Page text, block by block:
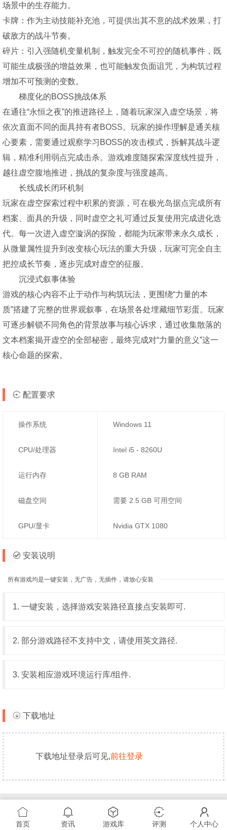
场景中的生存能力。
卡牌：作为主动技能补充池，可提供出其不意的战术效果，打
破敌方的战斗节奏。
碎片：引入强随机变量机制，触发完全不可控的随机事件，既
可能生成极强的增益效果，也可能触发负面诅咒，为构筑过程
增加不可预测的变数。
梯度化的BOSS挑战体系
在通往“永恒之夜”的推进路径上，随着玩家深入虚空场景，将
依次直面不同的面具持有者BOSS。玩家的操作理解是通关核
心要素，需要通过观察学习BOSS的攻击模式，拆解其战斗逻
辑，精准利用弱点完成击杀。游戏难度随探索深度线性提升，
越往虚空腹地推进，挑战的复杂度与强度越高。
长线成长闭环机制
玩家在虚空探索过程中积累的资源，可在极光岛据点完成所有
档案、面具的升级，同时虚空之礼可通过反复使用完成进化迭
代。每一次进入虚空漩涡的探险，都能为玩家带来永久成长，
从微量属性提升到改变核心玩法的重大升级，玩家可完全自主
把控成长节奏，逐步完成对虚空的征服。
沉浸式叙事体验
游戏的核心内容不止于动作与构筑玩法，更围绕“力量的本
质”搭建了完整的世界观叙事，在场景各处埋藏细节彩蛋。玩家
可逐步解锁不同角色的背景故事与核心诉求，通过收集散落的
文本档案揭开虚空的全部秘密，最终完成对“力量的意义”这一
核心命题的探索。
配置要求
操作系统 Windows 11
CPU/处理器 Intel i5 - 8260U
运行内存 8 GB RAM
磁盘空间 需要 2.5 GB 可用空间
GPU/显卡 Nvidia GTX 1080
安装说明
所有游戏均是一键安装，无广告，无插件，请放心安装
1. 一键安装，选择游戏安装路径直接点安装即可.
2. 部分游戏路径不支持中文，请使用英文路径.
3. 安装相应游戏环境运行库/组件.
下载地址
下载地址登录后可见,前往登录
首页 资讯 游戏库 评测 个人中心